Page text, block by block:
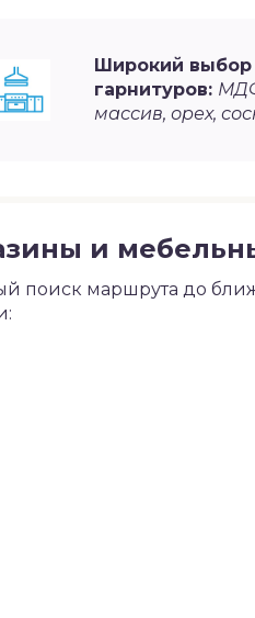
Широкий выбор
гарнитуров:
массив, орех,
и
поиск маршрута до